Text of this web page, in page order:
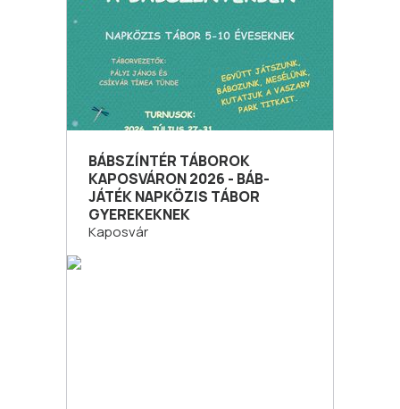
BÁBSZÍNTÉR TÁBOROK
KAPOSVÁRON 2026 - BÁB-
JÁTÉK NAPKÖZIS TÁBOR
GYEREKEKNEK
Kaposvár